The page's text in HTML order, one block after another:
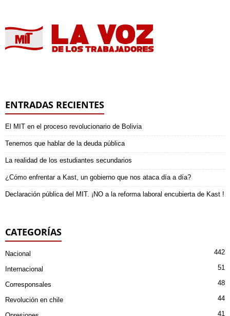
ENTRADAS RECIENTES
El MIT en el proceso revolucionario de Bolivia
Tenemos que hablar de la deuda pública
La realidad de los estudiantes secundarios
¿Cómo enfrentar a Kast, un gobierno que nos ataca día a día?
Declaración pública del MIT. ¡NO a la reforma laboral encubierta de Kast !
CATEGORÍAS
Nacional 442
Internacional 51
Corresponsales 48
Revolución en chile 44
41